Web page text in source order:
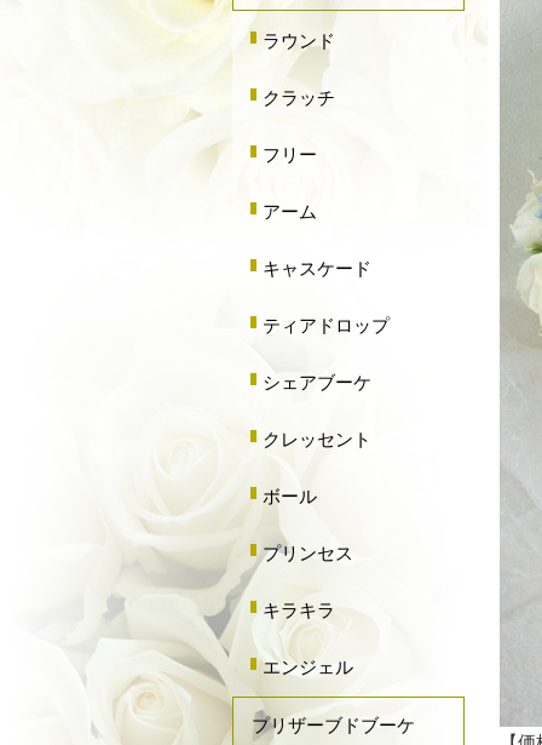
ラウンド
クラッチ
フリー
アーム
キャスケード
ティアドロップ
シェアブーケ
クレッセント
ボール
プリンセス
キラキラ
エンジェル
プリザーブドブーケ